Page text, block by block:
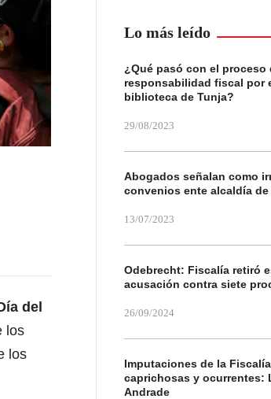
del
los
los
Lo más leído
¿Qué pasó con el proceso
responsabilidad fiscal por
biblioteca de Tunja?
29/08/2023
Abogados señalan como
convenios ente alcaldía de
13/07/2023
Odebrecht: Fiscalía retiró
acusación contra siete
26/09/2024
Imputaciones de la
caprichosas y ocurrentes:
Andrade